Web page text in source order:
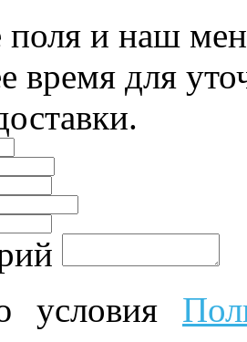
поля и наш
время для
условия